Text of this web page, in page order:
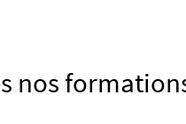
nos